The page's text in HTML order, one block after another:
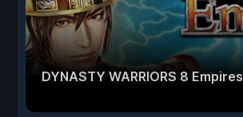
DYNASTY WARRIORS 8 Empires